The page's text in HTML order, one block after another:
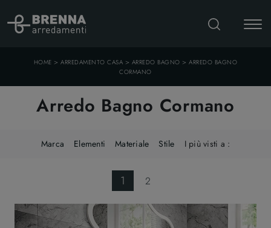
HOME >ARREDAMENTO CASA > ARREDO BAGNO >ARREDO BAGNO
CORMANO
Arredo Bagno Cormano
Marca Elementi Materiale Stile I più visti a :
1 2